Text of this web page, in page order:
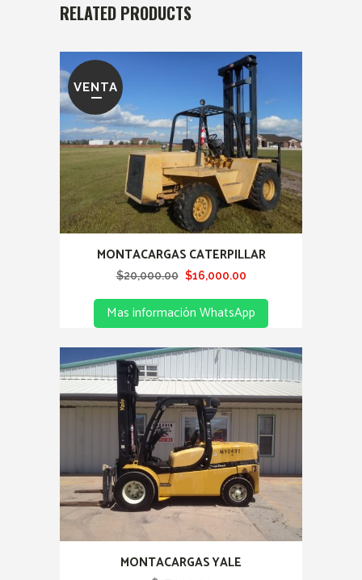
RELATED PRODUCTS
VENTA
MONTACARGAS CATERPILLAR
$20,000.00 Original
was:
$16,000.00Current
is:
Mas información WhatsApp
MONTACARGAS YALE